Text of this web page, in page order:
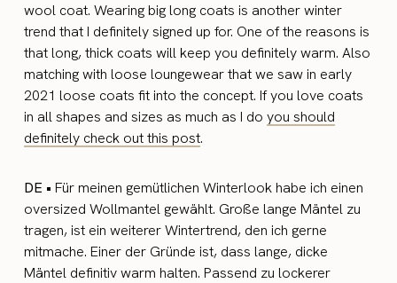
wool coat. Wearing big long coats is another winter
trend that I definitely signed up for. One of the reasons is
that long, thick coats will keep you definitely warm. Also
matching with loose loungewear that we saw in early
2021 loose coats fit into the concept. If you love coats
in all shapes and sizes as much as I doyou should
definitely check out this post.
DE •Für meinen gemütlichen Winterlook habe ich einen
oversized Wollmantel gewählt. Große lange Mäntel zu
tragen, ist ein weiterer Wintertrend, den ich gerne
mitmache. Einer der Gründe ist, dass lange, dicke
Mäntel definitiv warm halten. Passend zu lockerer